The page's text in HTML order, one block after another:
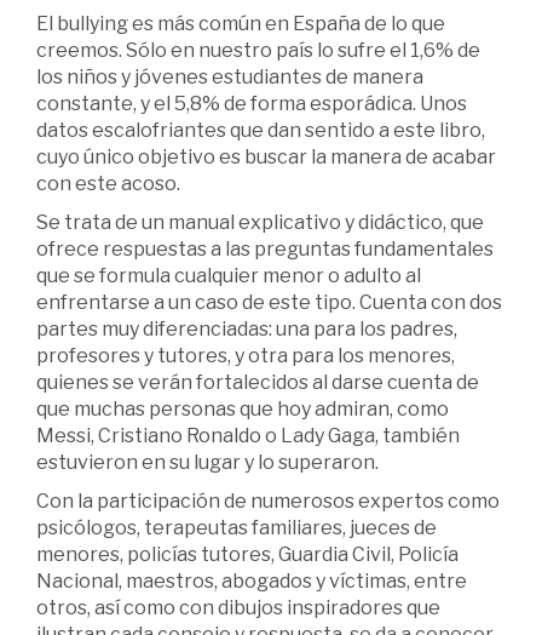
El bullying es más común en España de lo que
creemos. Sólo en nuestro país lo sufre el 1,6% de
los niños y jóvenes estudiantes de manera
constante, y el 5,8% de forma esporádica. Unos
datos escalofriantes que dan sentido a este libro,
cuyo único objetivo es buscar la manera de acabar
con este acoso.
Se trata de un manual explicativo y didáctico, que
ofrece respuestas a las preguntas fundamentales
que se formula cualquier menor o adulto al
enfrentarse a un caso de este tipo. Cuenta con dos
partes muy diferenciadas: una para los padres,
profesores y tutores, y otra para los menores,
quienes se verán fortalecidos al darse cuenta de
que muchas personas que hoy admiran, como
Messi, Cristiano Ronaldo o Lady Gaga, también
estuvieron en su lugar y lo superaron.
Con la participación de numerosos expertos como
psicólogos, terapeutas familiares, jueces de
menores, policías tutores, Guardia Civil, Policía
Nacional, maestros, abogados y víctimas, entre
otros, así como con dibujos inspiradores que